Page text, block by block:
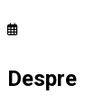
Despre